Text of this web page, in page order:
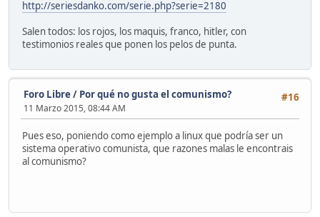
http://seriesdanko.com/serie.php?serie=2180
Salen todos: los rojos, los maquis, franco, hitler, con
testimonios reales que ponen los pelos de punta.
#16
Foro Libre/ Por qué no gusta el comunismo?
11 Marzo 2015, 08:44 AM
Pues eso, poniendo como ejemplo a linux que podría ser un
sistema operativo comunista, que razones malas le encontrais
al comunismo?